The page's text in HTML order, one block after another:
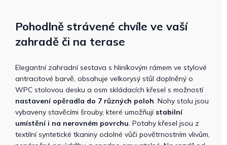
Pohodlně strávené chvíle ve vaší
zahradě či na terase
Elegantní zahradní sestava s hliníkovým rámem ve stylové
antracitové barvě, obsahuje velkorysý stůl doplněný o
WPC stolovou desku a osm skládacích křesel s možností
nastavení opěradla do 7 různých poloh. Nohy stolu jsou
vybaveny stavěcími šrouby, které umožňují stabilní
umístění i na nerovném povrchu. Potahy křesel jsou z
textilní syntetické tkaniny odolné vůči povětrnostním vlivům,